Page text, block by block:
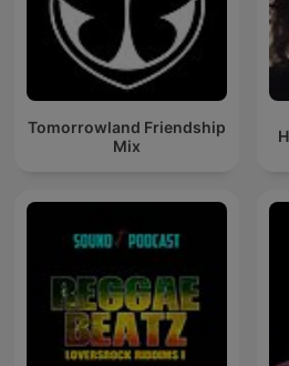
Tomorrowland Friendship
Mix